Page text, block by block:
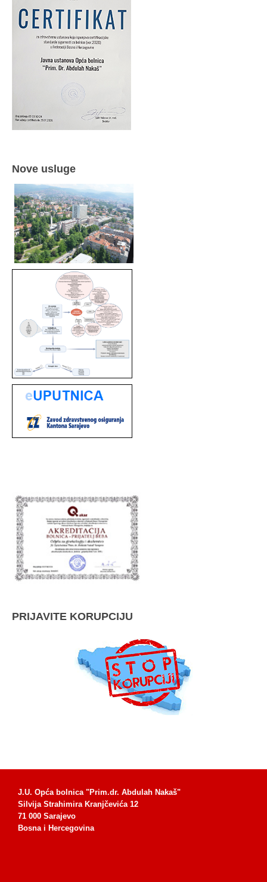
Nove usluge
PRIJAVITE KORUPCIJU
J.U. Opća bolnica "Prim.dr. Abdulah Nakaš"
Silvija Strahimira Kranjčevića 12
71 000 Sarajevo
Bosna i Hercegovina